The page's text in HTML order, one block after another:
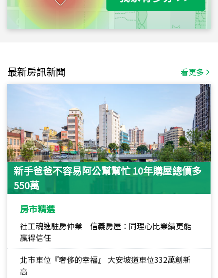
最新房訊新聞 看更多
新手爸爸不容易阿公幫幫忙 10年購屋總價多
550萬
房市精選
社工魂進駐房仲業 信義房屋：同理心比業績更能
贏得信任
北市車位『奢侈的幸福』 大安坡道車位332萬創新
高